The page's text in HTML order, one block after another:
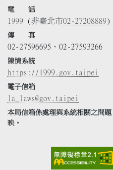
電 話
1999 (非臺北市02-27208889)
傳 真
02-27596695、02-27593266
陳情系統
https://1999.gov.taipei
電子信箱
la_laws@gov.taipei
本局信箱係處理與系統相關之問
映。